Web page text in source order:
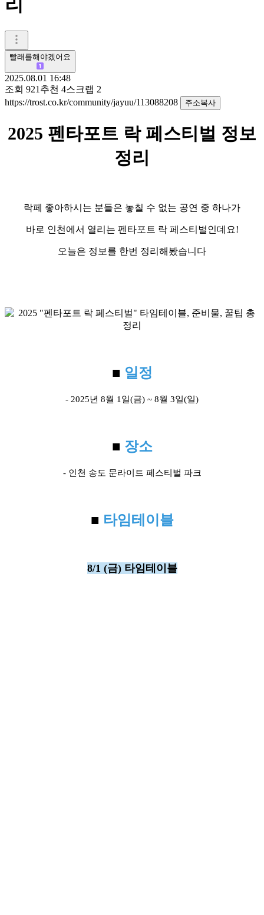
리
빨래를해야겠어요
2025.08.01 16:48
조회 921 추천 4스크랩 2
https://trost.co.kr/community/jayuu/113088208
주소복사
2025 펜타포트 락 페스티벌 정보
정리
락페 좋아하시는 분들은 놓칠 수 없는 공연 중 하나가
바로 인천에서 열리는 펜타포트 락 페스티벌인데요!
오늘은 정보를 한번 정리해봤습니다
■ 일정
- 2025년 8월 1일(금) ~ 8월 3일(일)
■ 장소
- 인천 송도 문라이트 페스티벌 파크
■ 타임테이블
8/1 (금) 타임테이블